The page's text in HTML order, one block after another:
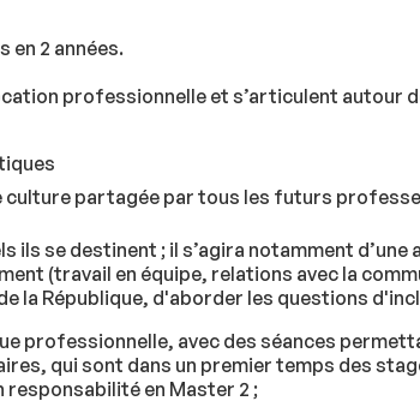
en 2 années.
professionnelle et s’articulent autour
culture partagée par tous les futurs
ils se destinent ; il s’agira notamment
(travail en équipe, relations avec la
la République, d'aborder les questions
professionnelle, avec des séances
qui sont dans un premier temps des
en Master 2 ;